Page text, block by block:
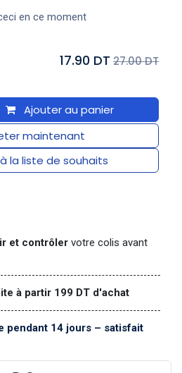
en ce moment
Ajouter au panier
maintenant
la liste de souhaits
17.90 DT 27.00 DT
et contrôler votre colis avant
à partir 199 DT d'achat
pendant 14 jours – satisfait